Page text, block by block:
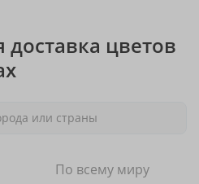
доставка цветов
или страны
По всему миру